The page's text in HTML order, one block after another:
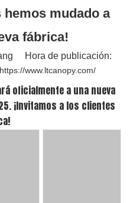
hemos mudado a
fábrica!
Hora de publicación:
https://www.ltcanopy.com/
oficialmente a una nueva
¡Invitamos a los clientes